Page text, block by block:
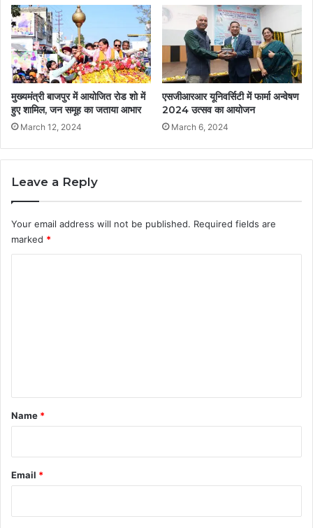
मुख्यमंत्री बाजपुर में आयोजित रोड शो में
हुए शामिल, जन समूह का जताया आभार
March 12, 2024
एसजीआरआर यूनिवर्सिटी में फार्मा अन्वेषण
2024 उत्सव का आयोजन
March 6, 2024
Leave a Reply
Your email address will not be published. Required fields are
marked *
*
Name *
Email *